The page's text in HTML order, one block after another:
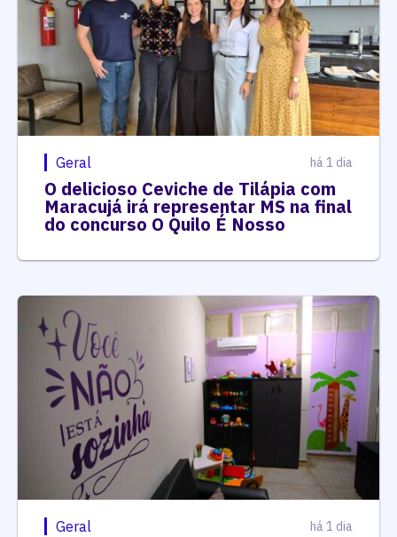
Geral há 1 dia
O delicioso Ceviche de Tilápia com
Maracujá irá representar MS na final
do concurso O Quilo É Nosso
Geral há 1 dia